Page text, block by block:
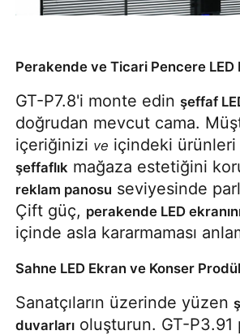
Perakende ve Ticari Pencere LED
GT-P7.8'i monte edin şeffaf
doğrudan mevcut cama.
içeriğinizi ve içindeki ürünleri
şeffaflık mağaza estetiğini
reklam panosu seviyesinde
Çift güç, perakende LED
içinde asla kararmaması
Sahne LED Ekran ve Konser
Sanatçıların üzerinde yüzen
duvarları